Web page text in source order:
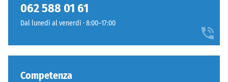
062 588 01 61
Dal lunedì al venerdì · 8:00–17:00
Competenza